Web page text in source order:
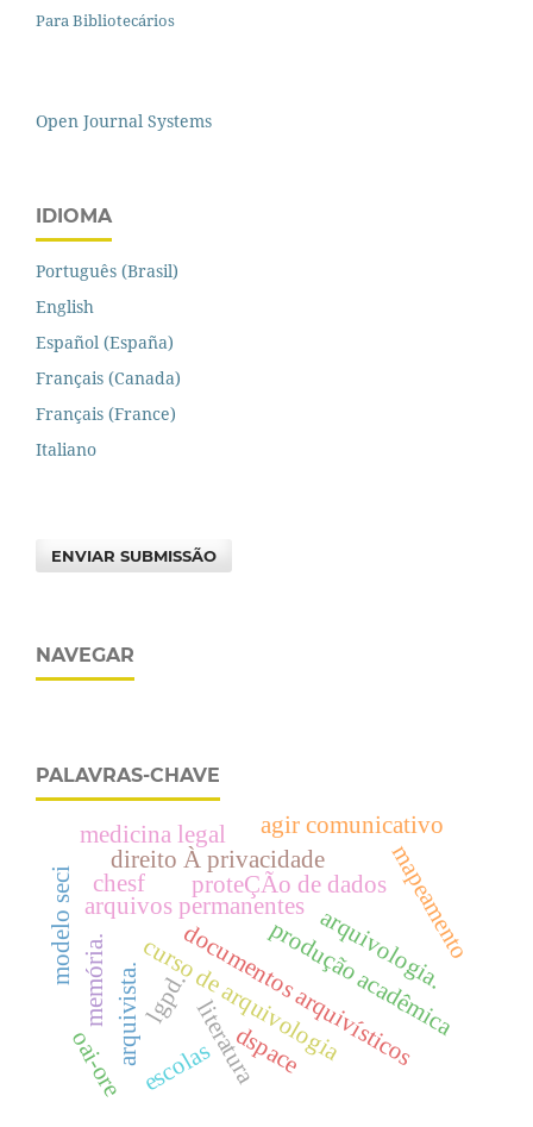
Para Bibliotecários
Open Journal Systems
IDIOMA
Português (Brasil)
English
Español (España)
Français (Canada)
Français (France)
Italiano
ENVIAR SUBMISSÃO
NAVEGAR
PALAVRAS-CHAVE
curso de arquivologia
arquivos permanentes
proteÇÃo de dados
direito À privacidade
lgpd. produção acadêmica
mapeamento
literatura
documentos arquivísticos
arquivista.
arquivologia.
memória.
escolas
modelo seci
medicina legal agir comunicativo
chesf
dspace
oai-ore